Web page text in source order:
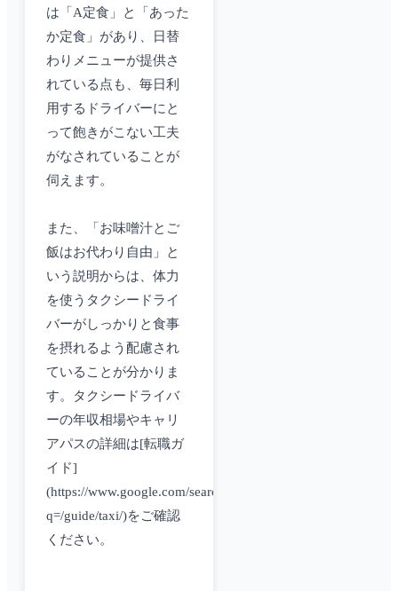
は「A定食」と「あった
か定食」があり、日替
わりメニューが提供さ
れている点も、毎日利
用するドライバーにと
って飽きがこない工夫
がなされていることが
伺えます。
また、「お味噌汁とご
飯はお代わり自由」と
いう説明からは、体力
を使うタクシードライ
バーがしっかりと食事
を摂れるよう配慮され
ていることが分かりま
す。タクシードライバ
ーの年収相場やキャリ
アパスの詳細は[転職ガ
イド]
(https://www.google.com/search?
q=/guide/taxi/)をご確認
ください。